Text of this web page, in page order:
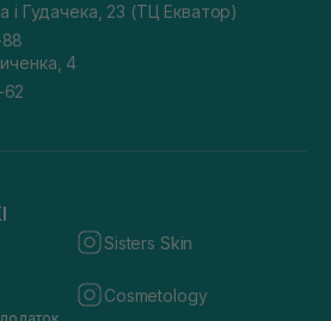
і Гудачека, 23 (ТЦ Екватор)
4
Sisters Skin
Cosmetology